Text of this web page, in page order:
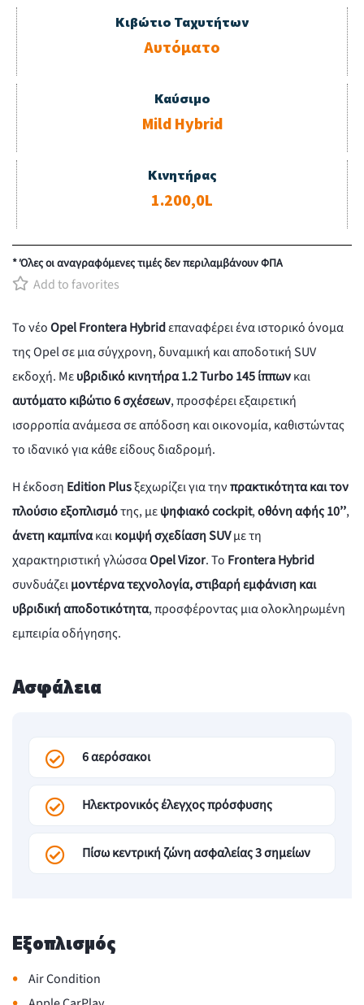
Κιβώτιο Ταχυτήτων
Αυτόματο
Καύσιμο
Mild Hybrid
Κινητήρας
1.200,0L
* Όλες οι αναγραφόμενες τιμές δεν περιλαμβάνουν ΦΠΑ
Add to favorites
Το νέοOpel Frontera Hybridεπαναφέρει ένα ιστορικό όνομα
της Opel σε μια σύγχρονη, δυναμική και αποδοτική SUV
εκδοχή. Μευβριδικό κινητήρα 1.2 Turbo 145 ίππωνκαι
αυτόματο κιβώτιο 6 σχέσεων, προσφέρει εξαιρετική
ισορροπία ανάμεσα σε απόδοση και οικονομία, καθιστώντας
το ιδανικό για κάθε είδους διαδρομή.
Η έκδοση Edition Plusξεχωρίζει για τηνπρακτικότητα και τον
πλούσιο εξοπλισμότης, μεψηφιακό cockpit,οθόνη αφής 10’’,
άνετη καμπίνακαικομψή σχεδίαση SUVμε τη
χαρακτηριστική γλώσσαOpel Vizor. Το Frontera Hybrid
συνδυάζειμοντέρνα τεχνολογία, στιβαρή εμφάνιση και
υβριδική αποδοτικότητα, προσφέροντας μια ολοκληρωμένη
εμπειρία οδήγησης.
Ασφάλεια
6 αερόσακοι
Ηλεκτρονικός έλεγχος πρόσφυσης
Πίσω κεντρική ζώνη ασφαλείας 3 σημείων
Εξοπλισμός
• Air Condition